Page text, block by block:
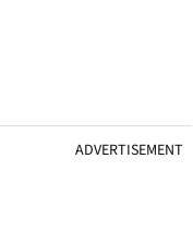
ADVERTISEMENT